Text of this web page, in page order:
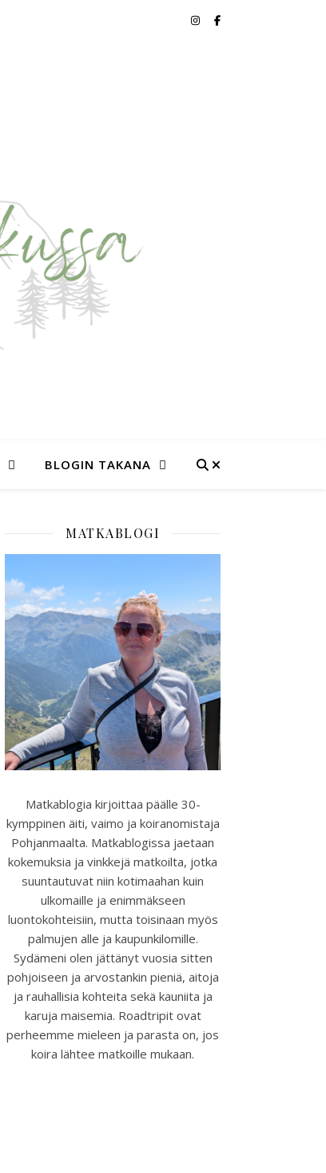
BLOGIN TAKANA
MATKABLOGI
Matkablogia kirjoittaa päälle 30-
kymppinen äiti, vaimo ja koiranomistaja
Pohjanmaalta. Matkablogissa jaetaan
kokemuksia ja vinkkejä matkoilta, jotka
suuntautuvat niin kotimaahan kuin
ulkomaille ja enimmäkseen
luontokohteisiin, mutta toisinaan myös
palmujen alle ja kaupunkilomille.
Sydämeni olen jättänyt vuosia sitten
pohjoiseen ja arvostankin pieniä, aitoja
ja rauhallisia kohteita sekä kauniita ja
karuja maisemia. Roadtripit ovat
perheemme mieleen ja parasta on, jos
koira lähtee matkoille mukaan.